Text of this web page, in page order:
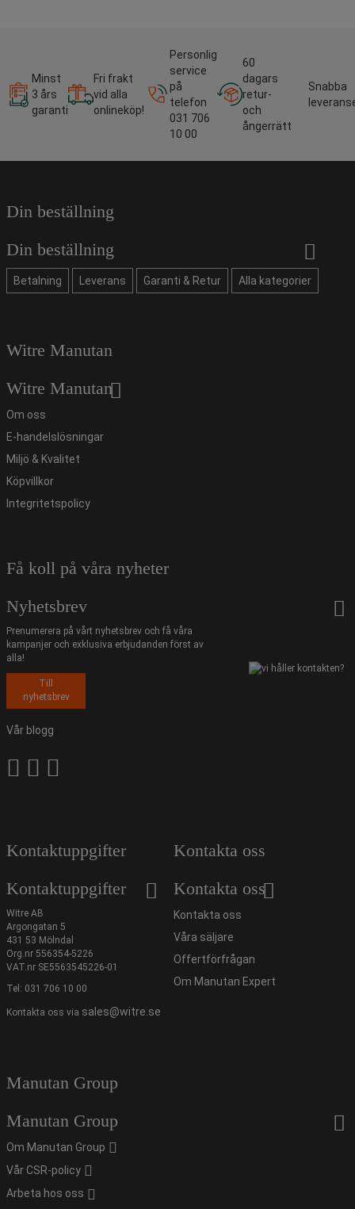
Minst
3 års
garanti
Fri frakt
vid alla
onlineköp!
Personlig
service
på
telefon
031 706
10 00
60
dagars
retur-
och
ångerrätt
Snabba
Din beställning
Din beställning
Betalning Leverans Garanti & Retur Alla kategorier
Witre Manutan
Witre Manutan
Om oss
E-handelslösningar
Miljö & Kvalitet
Köpvillkor
Integritetspolicy
Få koll på våra nyheter
Nyhetsbrev
Prenumerera på vårt nyhetsbrev och få våra
kampanjer och exklusiva erbjudanden först av
alla!
Till
nyhetsbrev
Vår blogg
Kontaktuppgifter
Kontaktuppgifter
Witre AB
Argongatan 5
431 53 Mölndal
Org.nr 556354-5226
VAT.nr SE5563545226-01
Tel: 031 706 10 00
Kontakta oss via sales@witre.se
Kontakta oss
Kontakta oss
Kontakta oss
Våra säljare
Offertförfrågan
Om Manutan Expert
Manutan Group
Manutan Group
Om Manutan Group
Vår CSR-policy
Arbeta hos oss